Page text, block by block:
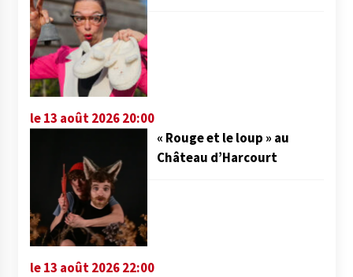
le 13 août 2026 20:00
« Rouge et le loup » au
Château d’Harcourt
le 13 août 2026 22:00